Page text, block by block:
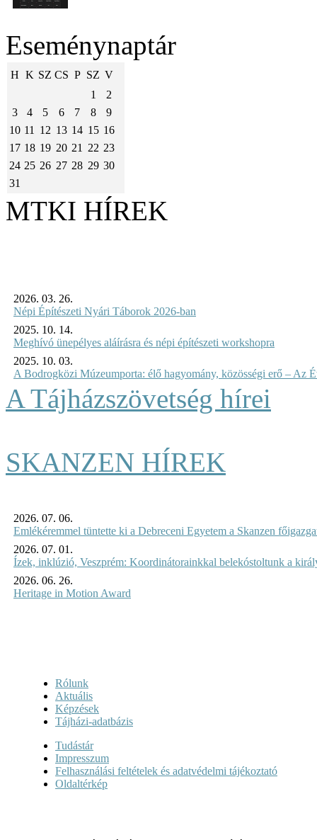
Eseménynaptár
H K SZ CS P SZ V
1
2
3
4 5 6 7 8
9
10 11 12 13 14 15 16
17 18 19 20 21 22 23
24 25 26 27 28 29 30
31
MTKI HÍREK
2026. 03. 26.
Népi Építészeti Nyári Táborok 2026-ban
2025. 10. 14.
Meghívó ünepélyes aláírásra és népi építészeti workshopra
2025. 10. 03.
A Bodrogközi Múzeumporta: élő hagyomány, közösségi erő – Az
A Tájházszövetség hírei
SKANZEN HÍREK
2026. 07. 06.
Emlékéremmel tüntette ki a Debreceni Egyetem a Skanzen
2026. 07. 01.
Ízek, inklúzió, Veszprém: Koordinátorainkkal belekóstoltunk a
2026. 06. 26.
Heritage in Motion Award
Rólunk
Aktuális
Képzések
Tájházi-adatbázis
Tudástár
Impresszum
Felhasználási feltételek és adatvédelmi tájékoztató
Oldaltérkép